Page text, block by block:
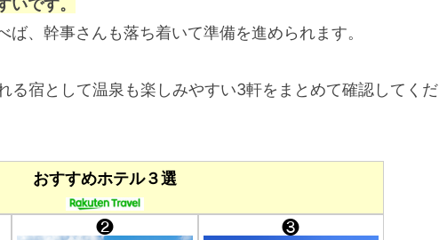
、幹事さんも落ち着いて準備を進められます。
る宿として温泉も楽しみやすい3軒をまとめて確認してくだ
おすすめホテル３選
❷ ❸